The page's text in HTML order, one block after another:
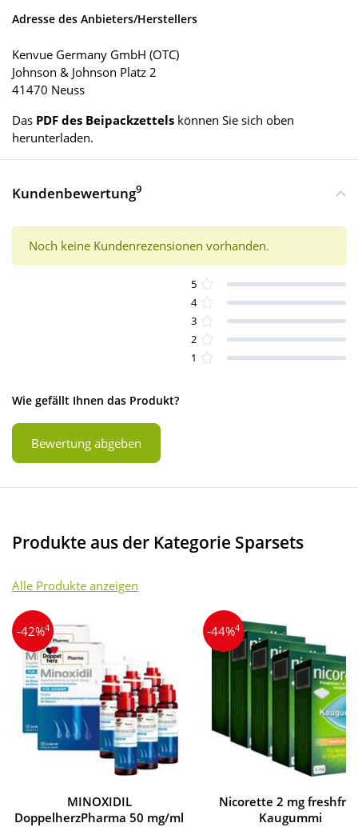
Adresse des Anbieters/Herstellers
Kenvue Germany GmbH (OTC)
Johnson & Johnson Platz 2
41470 Neuss
Das PDF des Beipackzettels können Sie sich oben
herunterladen.
Kundenbewertung9
Noch keine Kundenrezensionen vorhanden.
5
4
3
2
1
Wie gefällt Ihnen das Produkt?
Bewertung abgeben
Produkte aus der Kategorie Sparsets
Alle Produkte anzeigen
-42%4
MINOXIDIL
DoppelherzPharma 50 mg/ml
-44%4
Nicorette 2 mg
Kaugummi